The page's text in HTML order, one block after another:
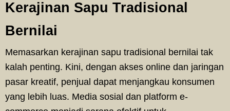
Kerajinan Sapu Tradisional
Bernilai
Memasarkan kerajinan sapu tradisional bernilai tak
kalah penting. Kini, dengan akses online dan jaringan
pasar kreatif, penjual dapat menjangkau konsumen
yang lebih luas. Media sosial dan platform e-